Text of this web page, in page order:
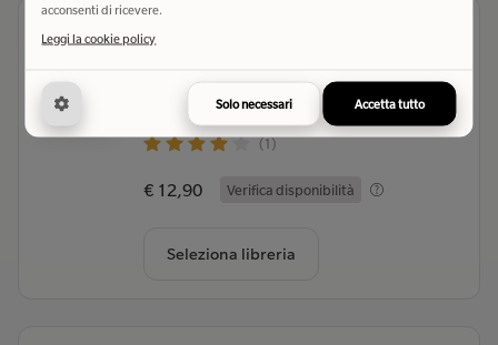
narcisi. I segreti di Cinnamon Falls
Killmore R.L.
Newton Compton Editori (2026)- Editore
(1)
€ 12,90 Verifica disponibilità
Seleziona libreria
acconsenti di ricevere.
Leggi la cookie policy
Solo necessari Accetta tutto